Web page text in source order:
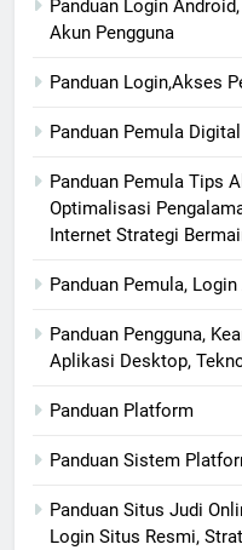
Panduan Login
Akun Pengguna
Panduan Login,Akses
Panduan Pemula Digital
Panduan Pemula Tips
Optimalisasi
Internet Strategi
Panduan Pemula,
Panduan Pengguna,
Aplikasi Desktop,
Panduan Platform
Panduan Sistem
Panduan Situs Judi
Login Situs Resmi,